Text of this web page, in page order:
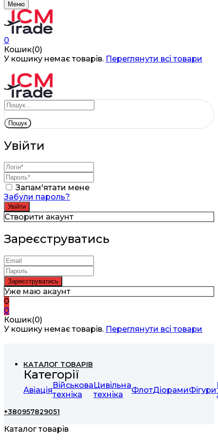
Меню
0
Кошик(0)
У кошику немає товарів. Переглянути всі товари
Пошук
Увійти
Запам'ятати мене
Забули пароль?
Створити акаунт
Зареєструватись
Уже маю акаунт
0
0
Кошик(0)
У кошику немає товарів. Переглянути всі товари
КАТАЛОГ ТОВАРІВ
Категорії
Авіація Військова
техніка
Цивільна
техніка
ФлотДіорамиФігури
+380957829051
Каталог товарів